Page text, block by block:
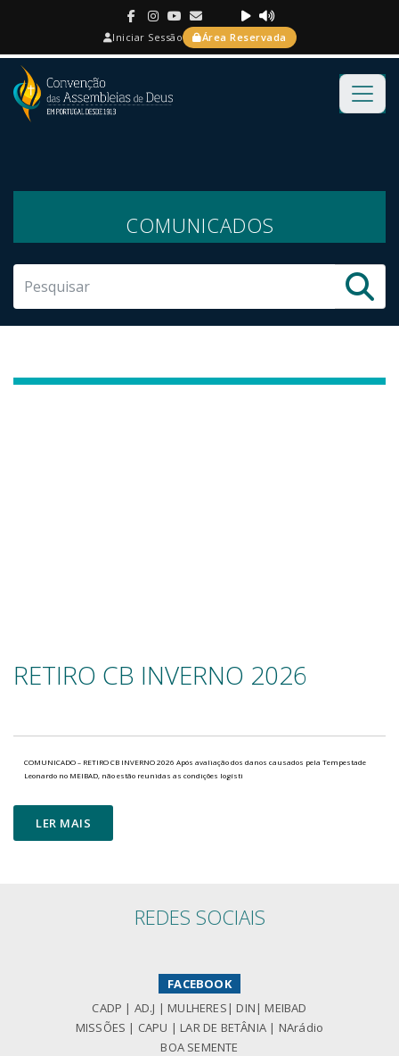
Iniciar Sessão Área Reservada
COMUNICADOS
RETIRO CB INVERNO 2026
COMUNICADO – RETIRO CB INVERNO 2026 Após avaliação dos danos causados pela Tempestade
Leonardo no MEIBAD, não estão reunidas as condições logísti
LER MAIS
REDES SOCIAIS
FACEBOOK
CADP | AD.J | MULHERES | DIN | MEIBAD
MISSÕES | CAPU | LAR DE BETÂNIA | NArádio
BOA SEMENTE